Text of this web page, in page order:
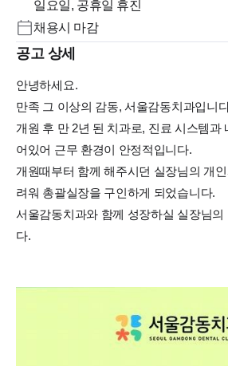
일요일, 공휴일 휴진
채용시 마감
공고 상세
안녕하세요.
만족 그 이상의 감동, 서울감동치과입니
개원 후 만 2년 된 치과로, 진료 시스템과
어있어 근무 환경이 안정적입니다.
개원때부터 함께 해주시던 실장님의 개
려워 총괄실장을 구인하게 되었습니다.
서울감동치과와 함께 성장하실 실장님의
다.